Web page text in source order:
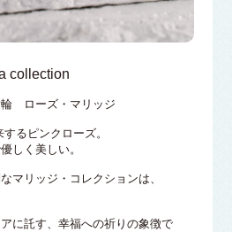
collection
輪 ローズ・マリッジ
るピンクローズ。
しく美しい。
マリッジ・コレクションは、
に託す、幸福への祈りの象徴で